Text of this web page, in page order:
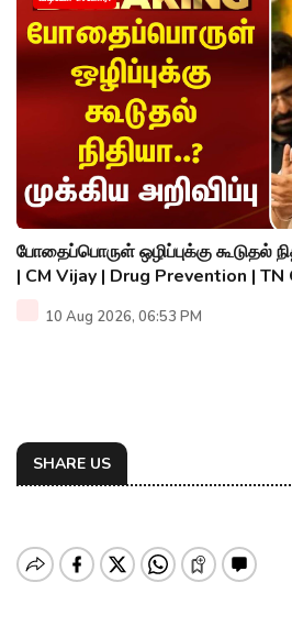
போதைப்பொருள் ஒழிப்புக்கு கூடுதல்
| CM Vijay | Drug Prevention | TN
10 Aug 2026, 06:53 PM
SHARE US